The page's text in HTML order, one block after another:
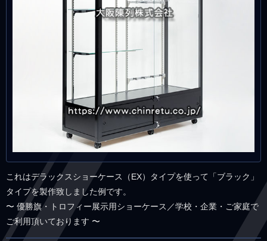
これはデラックスショーケース（EX）タイプを使って「ブラック」
タイプを製作致しました例です。
〜 優勝旗・トロフィー展示用ショーケース／学校・企業・ご家庭で
ご利用頂いております 〜